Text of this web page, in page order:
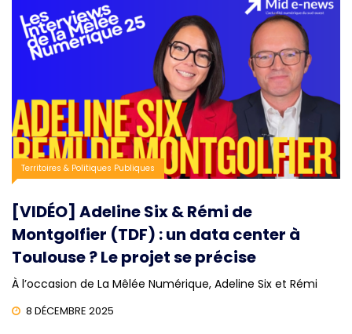
Territoires & Politiques Publiques
[VIDÉO] Adeline Six & Rémi de
Montgolfier (TDF) : un data center à
Toulouse ? Le projet se précise
À l’occasion de La Mêlée Numérique, Adeline Six et Rémi
8 DÉCEMBRE 2025